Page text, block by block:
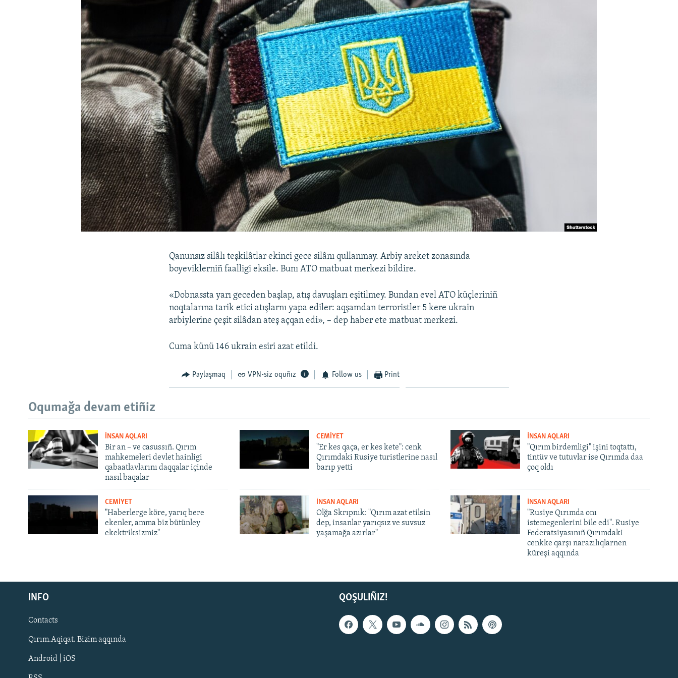
Русский
Українською
QOŞULIÑIZ!
Qanunsız silâlı teşkilâtlar ekinci gece silânı qullanmay. Arbiy areket zonasında
boyeviklerniñ faalligi eksile. Bunı ATO matbuat merkezi bildire.
«Dobnassta yarı geceden başlap, atış davuşları eşitilmey. Bundan evel ATO küçleriniñ
noqtalarına tarik etici atışlarnı yapa ediler: aqşamdan terroristler 5 kere ukrain
arbiylerine çeşit silâdan ateş açqan edi», – dep haber ete matbuat merkezi.
Cuma künü 146 ukrain esiri azat etildi.
Paylaşmaq VPN-siz oquñız Follow us Print
Oqumağa devam etiñiz
İNSAN AQLARI
Bir an – ve casussıñ. Qırım
mahkemeleri devlet hainligi
qabaatlavlarını daqqalar içinde
nasıl baqalar
CEMİYET
"Er kes qaça, er kes kete": cenk
Qırımdaki Rusiye turistlerine nasıl
barıp yetti
İNSAN AQLARI
"Qırım birdemligi" işini toqtattı,
tintüv ve tutuvlar ise Qırımda daa
çoq oldı
CEMİYET
"Haberlerge köre, yarıq bere
ekenler, amma biz bütünley
ekektriksizmiz"
İNSAN AQLARI
Olğa Skrıpnık: "Qırım azat etilsin
dep, insanlar yarıqsız ve suvsuz
yaşamağa azırlar"
İNSAN AQLARI
"Rusiye Qırımda onı
istemegenlerini bile edi". Rusiye
Federatsiyasınıñ Qırımdaki
cenkke qarşı narazılıqlarnen
küreşi aqqında
QOŞULIÑIZ!
INFO
Contacts
Qırım.Aqiqat. Bizim aqqında
Android | iOS